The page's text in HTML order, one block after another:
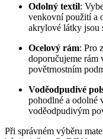
Odolný textil:
venkovní použití a
akrylové látky jsou
Ocelový rám: Pro
doporučujeme rám
povětrnostním
Voděodpudivé
pohodlné a odolné
voděodpudivým
Při správném výběru